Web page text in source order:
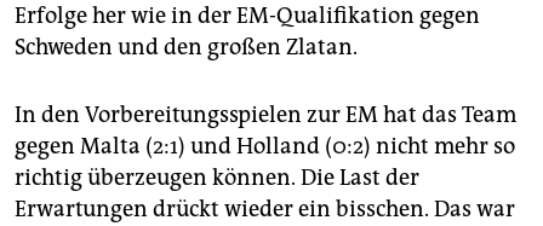
Erfolge her wie in der EM-Qualifikation gegen
Schweden und den großen Zlatan.
In den Vorbereitungsspielen zur EM hat das Team
gegen Malta (2:1) und Holland (0:2) nicht mehr so
richtig überzeugen können. Die Last der
Erwartungen drückt wieder ein bisschen. Das war